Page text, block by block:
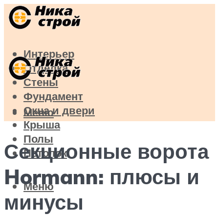
Интерьер
Отделка
Стены
Фундамент
Окна и двери
Крыша
Полы
Потолок
Меню
Меню
Секционные ворота
Hormann: плюсы и
минусы